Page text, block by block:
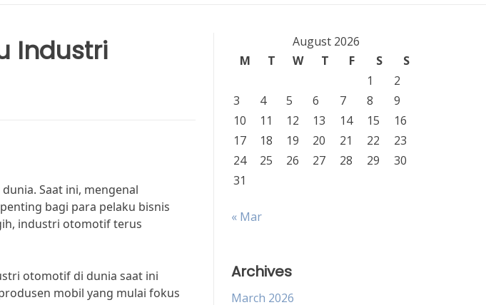
Industri
Saat ini, mengenal
bagi para pelaku bisnis
industri otomotif terus
otomotif di dunia saat ini
mobil yang mulai fokus
August 2026
M
T W T F S
S
1
2
3
4 5 6 7 8
9
10
11 12 13 14 15
16
17
18 19 20 21 22
23
24
25 26 27 28 29
30
31
« Mar
Archives
March 2026